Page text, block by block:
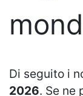
Di seguito i
2026. Se ne